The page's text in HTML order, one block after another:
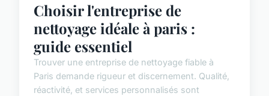
Choisir l'entreprise de
nettoyage idéale à paris :
guide essentiel
Trouver une entreprise de nettoyage fiable à
Paris demande rigueur et discernement. Qualité,
réactivité, et services personnalisés sont